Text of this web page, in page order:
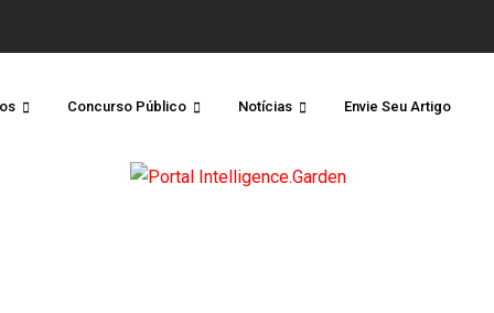
Concurso Público Notícias Envie Seu Artigo